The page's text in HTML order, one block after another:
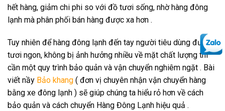
hết hàng, giảm chi phi so với đồ tươi sống, nhờ hàng đông
lạnh mà phân phối bán hàng được xa hơn .
Tuy nhiên để hàng đông lạnh đến tay người tiêu dùng được
tươi ngon, không bị ảnh hưởng nhiều về mặt chất lượng thì
cần một quy trình bảo quản và vận chuyển nghiêm ngặt . Bài
viết nầy Bảo khang ( đơn vị chuyên nhận vận chuyển hàng
bằng xe đông lạnh ) sẽ giúp chúng ta hiểu rỏ hơn về cách
bảo quản và cách chuyển Hàng Đông Lạnh hiệu quả .